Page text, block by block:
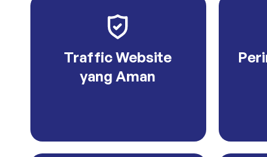
Traffic Website
yang Aman